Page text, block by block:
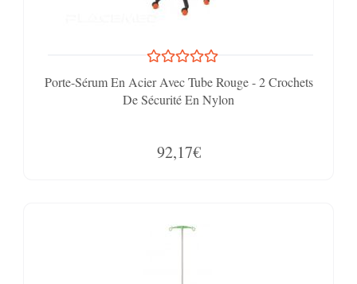
Porte-Sérum En Acier Avec Tube Rouge - 2 Crochets
De Sécurité En Nylon
92,17€